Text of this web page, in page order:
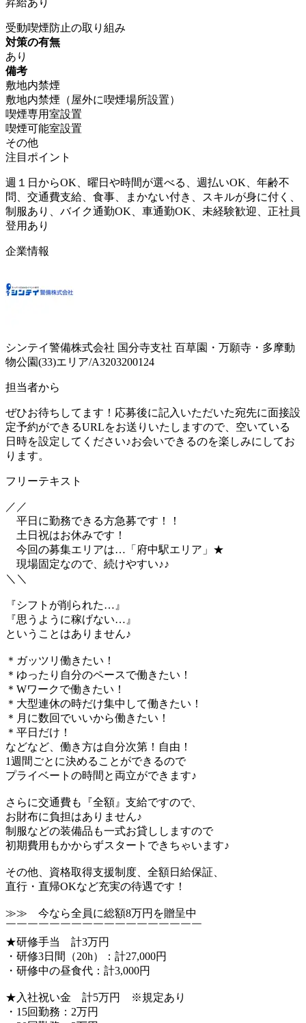
受動喫煙防止の取り組み
対策の有無
あり
備考
敷地内禁煙
敷地内禁煙（屋外に喫煙場所設置）
喫煙専用室設置
喫煙可能室設置
その他
注目ポイント
週１日からOK、曜日や時間が選べる、週払いOK、年齢不
問、交通費支給、食事、まかない付き、スキルが身に付く、
制服あり、バイク通勤OK、車通勤OK、未経験歓迎、正社員
登用あり
企業情報
シンテイ警備株式会社 国分寺支社 百草園・万願寺・多摩動
物公園(33)エリア/A3203200124
担当者から
ぜひお待ちしてます！応募後に記入いただいた宛先に面接設
定予約ができるURLをお送りいたしますので、空いている
日時を設定してください♪お会いできるのを楽しみにしてお
ります。
フリーテキスト
／／
平日に勤務できる方急募です！！
土日祝はお休みです！
今回の募集エリアは…「府中駅エリア」★
現場固定なので、続けやすい♪♪
＼＼
『シフトが削られた…』
『思うように稼げない…』
ということはありません♪
＊ガッツリ働きたい！
＊ゆったり自分のペースで働きたい！
＊Wワークで働きたい！
＊大型連休の時だけ集中して働きたい！
＊月に数回でいいから働きたい！
＊平日だけ！
などなど、働き方は自分次第！自由！
1週間ごとに決めることができるので
プライベートの時間と両立ができます♪
さらに交通費も『全額』支給ですので、
お財布に負担はありません♪
制服などの装備品も一式お貸ししますので
初期費用もかからずスタートできちゃいます♪
その他、資格取得支援制度、全額日給保証、
直行・直帰OKなど充実の待遇です！
≫≫ 今なら全員に総額8万円を贈呈中
￣￣￣￣￣￣￣￣￣￣￣￣￣￣￣￣￣￣
★研修手当 計3万円
・研修3日間（20h）：計27,000円
・研修中の昼食代：計3,000円
★入社祝い金 計5万円 ※規定あり
・15回勤務：2万円